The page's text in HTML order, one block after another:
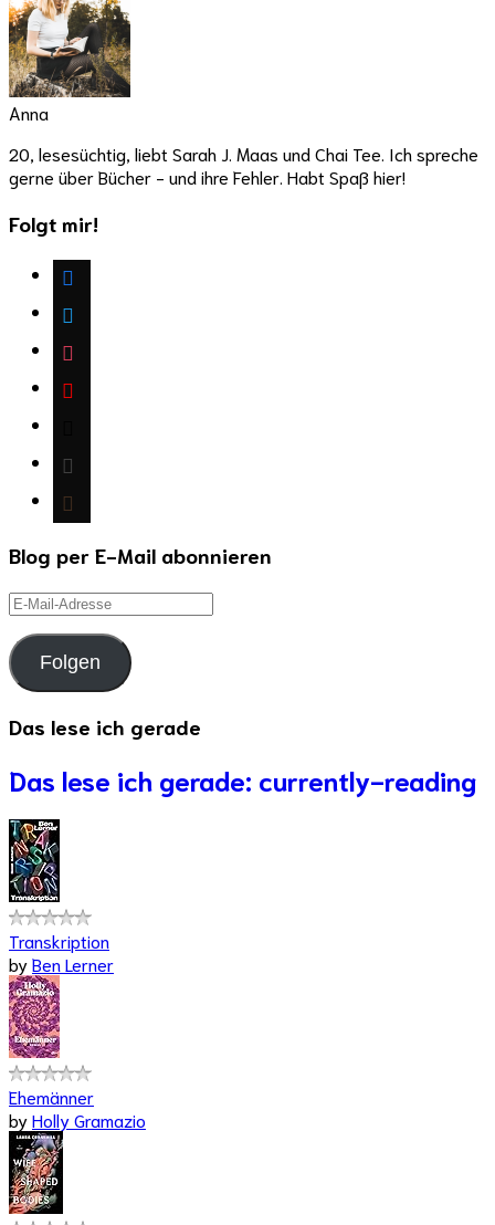
Anna
20, lesesüchtig, liebt Sarah J. Maas und Chai Tee. Ich spreche
gerne über Bücher - und ihre Fehler. Habt Spaß hier!
Folgt mir!
facebook
twitter
instagram
youtube
wordpress
goodreads
Blog per E-Mail abonnieren
E-
Mail-
Adresse
Folgen
Das lese ich gerade
Das lese ich gerade: currently-reading
Transkription
byBen Lerner
Ehemänner
byHolly Gramazio